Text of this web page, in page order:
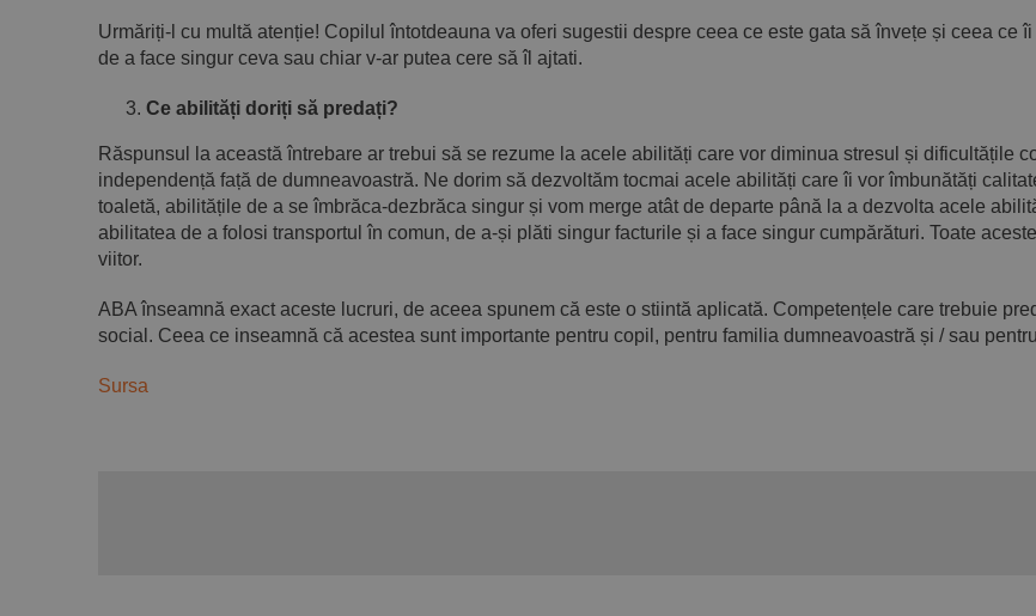
Urmăriți-l cu multă atenție! Copilul întotdeauna va oferi sugestii despre ceea ce este gata să învețe și ceea ce
de a face singur ceva sau chiar v-ar putea cere să îl ajtati.
Ce abilități doriți să predați?
Răspunsul la această întrebare ar trebui să se rezume la acele abilități care vor diminua stresul și dificultățile
independență față de dumneavoastră. Ne dorim să dezvoltăm tocmai acele abilități care îi vor îmbunătăți
toaletă, abilitățile de a se îmbrăca-dezbrăca singur și vom merge atât de departe până la a dezvolta acele
abilitatea de a folosi transportul în comun, de a-și plăti singur facturile și a face singur cumpărături. Toate
viitor.
ABA înseamnă exact aceste lucruri, de aceea spunem că este o stiintă aplicată. Competențele care trebuie
social. Ceea ce inseamnă că acestea sunt importante pentru copil, pentru familia dumneavoastră și / sau
Sursa